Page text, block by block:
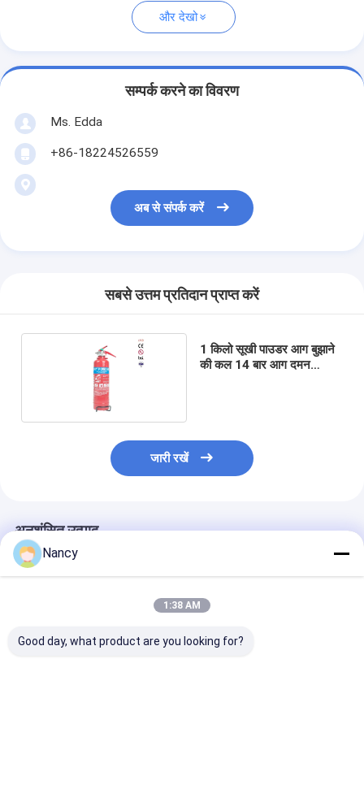
और देखो
सम्पर्क करने का विवरण
Ms. Edda
+86-18224526559
अब से संपर्क करें
सबसे उत्तम प्रतिदान प्राप्त करें
1 किलो सूखी पाउडर आग बुझाने
की कल 14 बार आग दमन
जारी रखें
अनुशंसित उत्पाद
Nancy
1:38 AM
Good day, what product are you looking for?